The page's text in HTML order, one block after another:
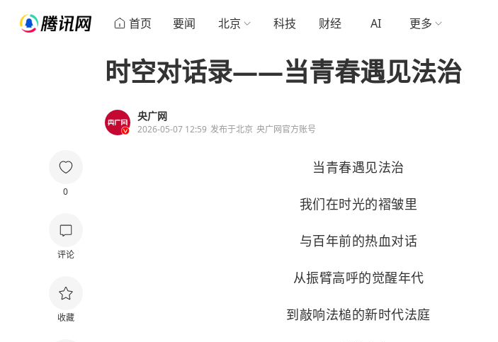
首页 要闻 北京 科技 财经 AI 更多
0
评论
收藏
时空对话录——当青春遇见法治
央广网
2026-05-07 12:59 发布于北京 央广网官方账号
当青春遇见法治
我们在时光的褶皱里
与百年前的热血对话
从振臂高呼的觉醒年代
到敲响法槌的新时代法庭